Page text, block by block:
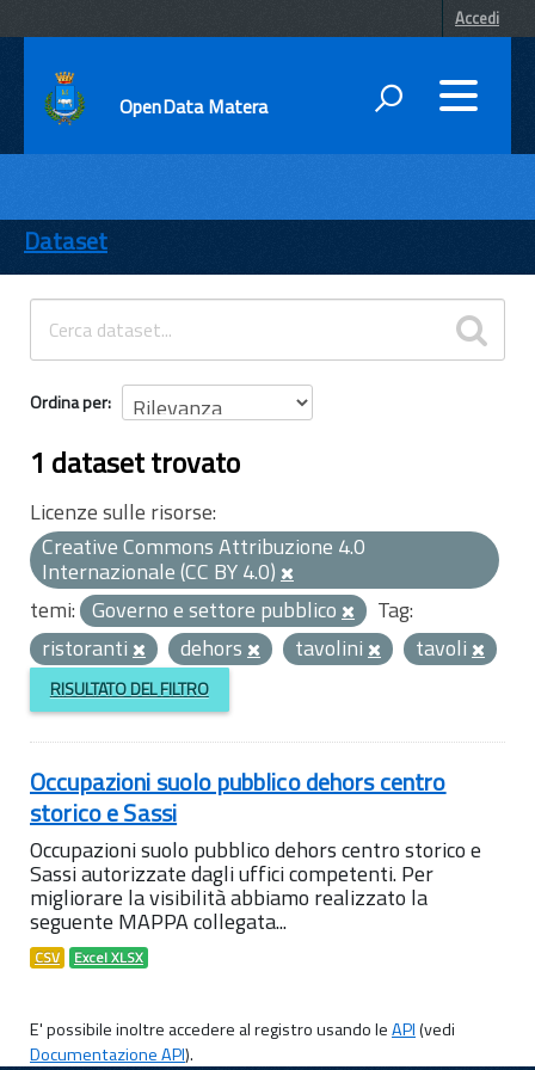
Accedi
OpenData Matera
ENTI
TEMI
INFORMAZIONI
Dataset
Ordina per
1 dataset trovato
Licenze sulle risorse:
Creative Commons Attribuzione 4.0
Internazionale (CC BY 4.0)
temi: Governo e settore pubblico
Tag:
ristoranti
dehors tavolini tavoli
RISULTATO DEL FILTRO
Occupazioni suolo pubblico dehors centro
storico e Sassi
Occupazioni suolo pubblico dehors centro storico e
Sassi autorizzate dagli uffici competenti. Per
migliorare la visibilità abbiamo realizzato la
seguente MAPPA collegata...
CSV Excel XLSX
E' possibile inoltre accedere al registro usando leAPI(vedi
Documentazione API).